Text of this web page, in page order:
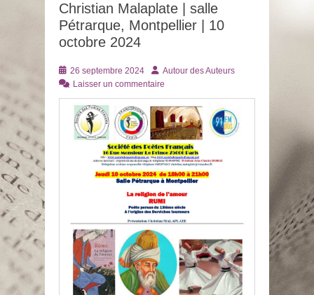
Christian Malaplate | salle
Pétrarque, Montpellier | 10
octobre 2024
Posté
le
26 septembre 2024 AuteurAutour des Auteurs
Laisser un commentaire